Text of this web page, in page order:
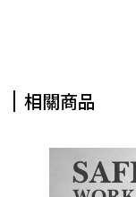
相關商品